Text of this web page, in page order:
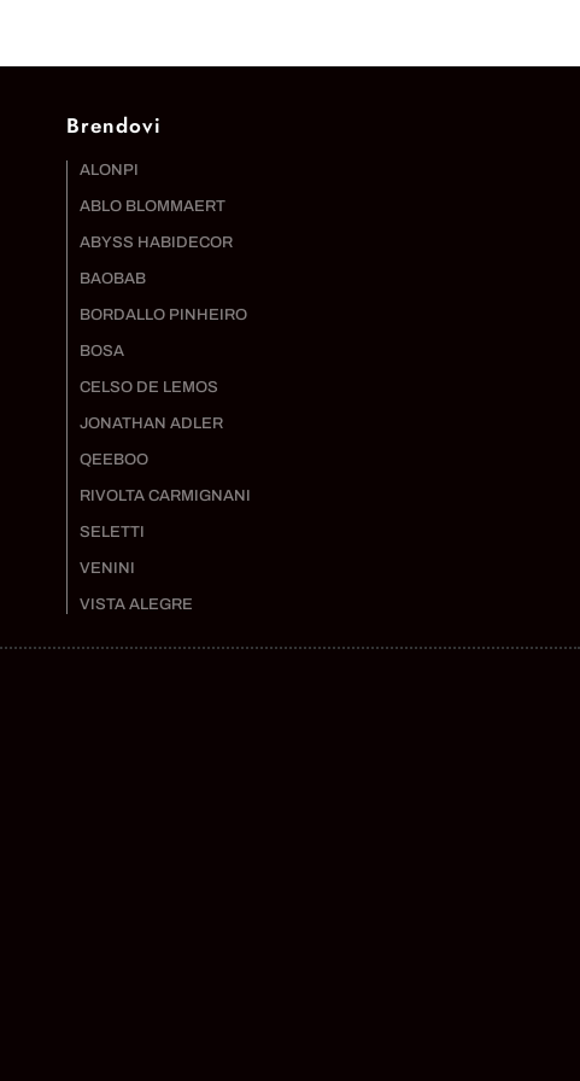
Brendovi
ALONPI
ABLO BLOMMAERT
ABYSS HABIDECOR
BAOBAB
BORDALLO PINHEIRO
BOSA
CELSO DE LEMOS
JONATHAN ADLER
QEEBOO
RIVOLTA CARMIGNANI
SELETTI
VENINI
VISTA ALEGRE